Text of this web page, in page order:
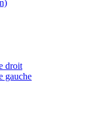
droit
gauche